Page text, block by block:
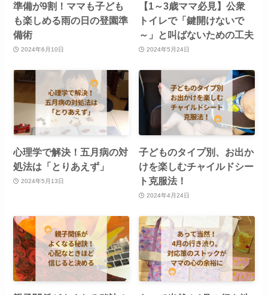
準備が9割！ママも子ども
も楽しめる雨の日の登園準
備術
2024年6月10日
【1～3歳ママ必見】公衆
トイレで「鍵開けないで
～」と叫ばないための工夫
2024年5月24日
心理学で解決！五月病の対
処法は「とりあえず」
2024年5月13日
子どものタイプ別、お出か
けを楽しむチャイルドシー
ト克服法！
2024年4月24日